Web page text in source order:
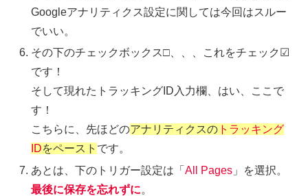
Googleアナリティクス設定に関しては今回はスルー
でいい。
その下のチェックボックス□、、、これをチェック☑︎
です！
そして現れたトラッキングID入力欄、はい、ここで
す！
こちらに、先ほどのアナリティクスの トラッキング
IDをペースト です。
あとは、下のトリガー設定は「All Pages 」を選択。
最後に保存を忘れずに。